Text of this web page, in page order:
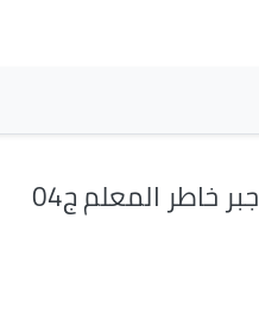
جبر خاطر المعلم ج04